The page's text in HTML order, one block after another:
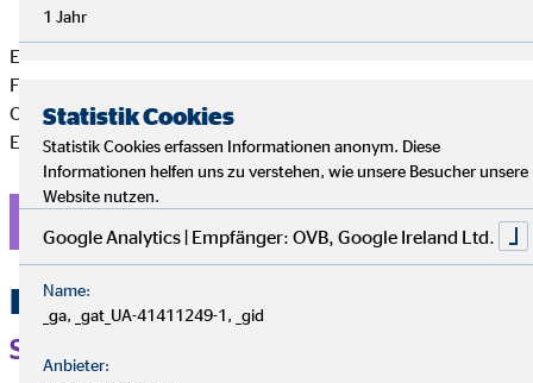
Es gibt kein Patentrezept für diese Aufgaben, aber einen
Fahrplan für die richtigen Entscheidungen. Gemeinsam mit der
OVB Finanzberatung findest du deine persönliche
Erfolgsformel.
Das ist wichtig
SELBSTSTÄNDIG MACHEN
1 Jahr
Statistik Cookies
Statistik Cookies erfassen Informationen anonym. Diese
Informationen helfen uns zu verstehen, wie unsere Besucher unsere
Website nutzen.
Google Analytics | Empfänger: OVB, Google Ireland Ltd.
Name:
_ga, _gat_UA-41411249-1, _gid
Anbieter: